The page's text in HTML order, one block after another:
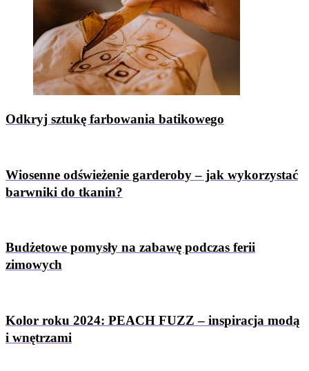
Odkryj sztukę farbowania batikowego
Wiosenne odświeżenie garderoby – jak wykorzystać
barwniki do tkanin?
Budżetowe pomysły na zabawę podczas ferii
zimowych
Kolor roku 2024: PEACH FUZZ – inspiracja modą
i wnętrzami